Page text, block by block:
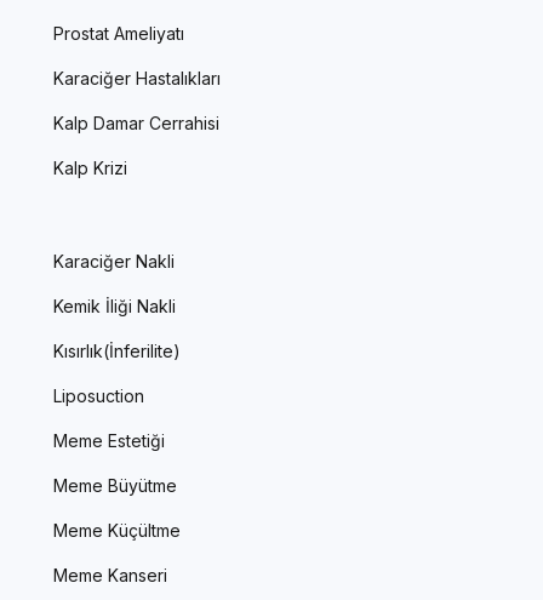
Prostat Ameliyatı
Karaciğer Hastalıkları
Kalp Damar Cerrahisi
Kalp Krizi
Karaciğer Nakli
Kemik İliği Nakli
Kısırlık(İnferilite)
Liposuction
Meme Estetiği
Meme Büyütme
Meme Küçültme
Meme Kanseri